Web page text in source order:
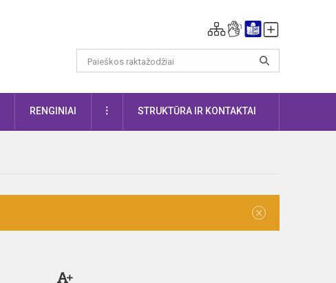
RENGINIAI DAUGIAUSTRUKTŪRA IR KONTAKTAI
×